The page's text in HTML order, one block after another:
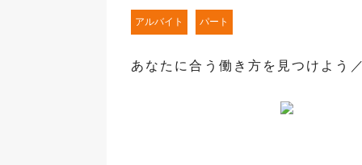
アルバイト パート
あなたに合う働き方を見つけよう